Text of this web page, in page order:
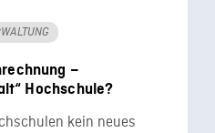
–
Hochschule?
kein neues